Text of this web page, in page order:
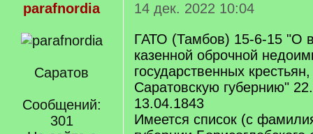
parafnordia
Саратов
Сообщений:
301
14 дек. 2022 10:04
ГАТО (Тамбов) 15-6-15 "О
казенной оброчной
государственных
Саратовскую губернию"
13.04.1843
Имеется список (с